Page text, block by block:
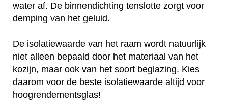
water af. De binnendichting tenslotte zorgt voor
demping van het geluid.
De isolatiewaarde van het raam wordt natuurlijk
niet alleen bepaald door het materiaal van het
kozijn, maar ook van het soort beglazing. Kies
daarom voor de beste isolatiewaarde altijd voor
hoogrendementsglas!